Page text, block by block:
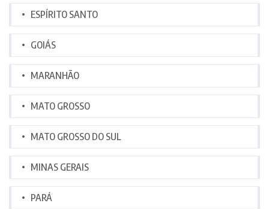
ESPÍRITO SANTO
GOIÁS
MARANHÃO
MATO GROSSO
MATO GROSSO DO SUL
MINAS GERAIS
PARÁ